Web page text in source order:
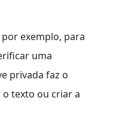
exemplo, para
uma
privada faz o
texto ou criar a